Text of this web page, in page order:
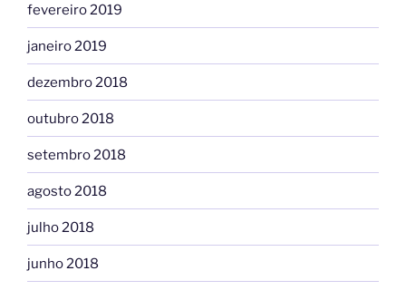
fevereiro 2019
janeiro 2019
dezembro 2018
outubro 2018
setembro 2018
agosto 2018
julho 2018
junho 2018